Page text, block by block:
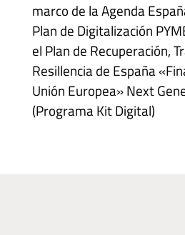
marco de la Agenda
Plan de Digitalización
el Plan de Recuperación,
Resillencia de España
Unión Europea» Next
(Programa Kit Digital)